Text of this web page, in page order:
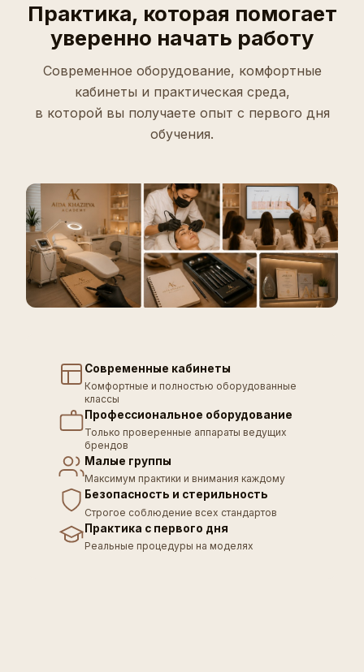
Практика, которая помогает
уверенно начать работу
Современное оборудование, комфортные
кабинеты и практическая среда,
в которой вы получаете опыт с первого дня
обучения.
Современные кабинеты
Комфортные и полностью оборудованные
классы
Профессиональное оборудование
Только проверенные аппараты ведущих
брендов
Малые группы
Максимум практики и внимания каждому
Безопасность и стерильность
Строгое соблюдение всех стандартов
Практика с первого дня
Реальные процедуры на моделях